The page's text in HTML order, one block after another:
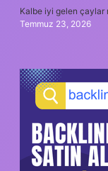
Kalbe iyi gelen çaylar
Temmuz 23, 2026